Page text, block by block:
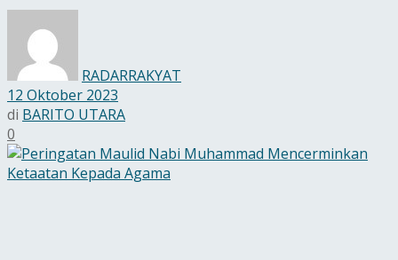
RADARRAKYAT
12 Oktober 2023
di BARITO UTARA
0